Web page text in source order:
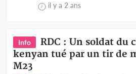
il y a 2 ans
Info
RDC : Un soldat du
kenyan tué par un tir de
M23